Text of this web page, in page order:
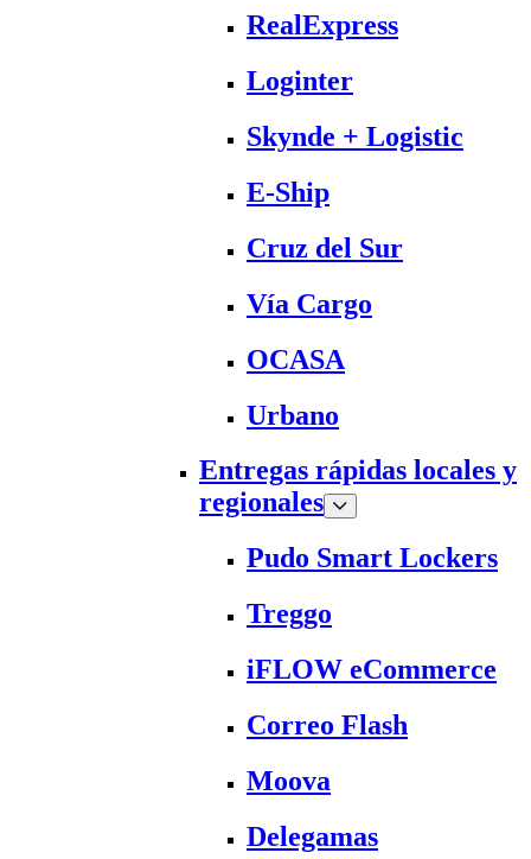
RealExpress
Loginter
Skynde + Logistic
E-Ship
Cruz del Sur
Vía Cargo
OCASA
Urbano
Entregas rápidas locales y
regionales
Pudo Smart Lockers
Treggo
iFLOW eCommerce
Correo Flash
Moova
Delegamas